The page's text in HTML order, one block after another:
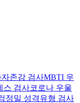
자존감 검사MBTI 우
스 검사코로나 우울
정밀 성격유형 검사